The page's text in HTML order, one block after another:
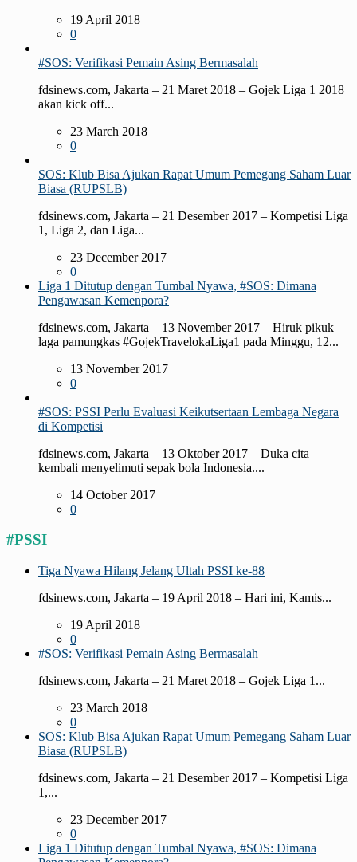
19 April 2018
0
#SOS: Verifikasi Pemain Asing Bermasalah
fdsinews.com, Jakarta – 21 Maret 2018 – Gojek Liga 1 2018
akan kick off...
23 March 2018
0
SOS: Klub Bisa Ajukan Rapat Umum Pemegang Saham Luar
Biasa (RUPSLB)
fdsinews.com, Jakarta – 21 Desember 2017 – Kompetisi Liga
1, Liga 2, dan Liga...
23 December 2017
0
Liga 1 Ditutup dengan Tumbal Nyawa, #SOS: Dimana
Pengawasan Kemenpora?
fdsinews.com, Jakarta – 13 November 2017 – Hiruk pikuk
laga pamungkas #GojekTravelokaLiga1 pada Minggu, 12...
13 November 2017
0
#SOS: PSSI Perlu Evaluasi Keikutsertaan Lembaga Negara
di Kompetisi
fdsinews.com, Jakarta – 13 Oktober 2017 – Duka cita
kembali menyelimuti sepak bola Indonesia....
14 October 2017
0
#PSSI
Tiga Nyawa Hilang Jelang Ultah PSSI ke-88
fdsinews.com, Jakarta – 19 April 2018 – Hari ini, Kamis...
19 April 2018
0
#SOS: Verifikasi Pemain Asing Bermasalah
fdsinews.com, Jakarta – 21 Maret 2018 – Gojek Liga 1...
23 March 2018
0
SOS: Klub Bisa Ajukan Rapat Umum Pemegang Saham Luar
Biasa (RUPSLB)
fdsinews.com, Jakarta – 21 Desember 2017 – Kompetisi Liga
1,...
23 December 2017
0
Liga 1 Ditutup dengan Tumbal Nyawa, #SOS: Dimana